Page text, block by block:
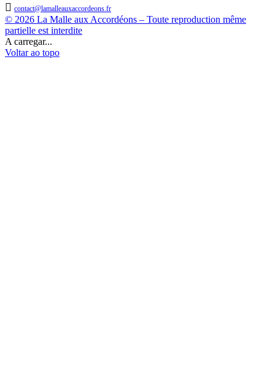
 contact@lamalleauxaccordeons.fr
© 2026 La Malle aux Accordéons – Toute reproduction même
partielle est interdite
A carregar...
Voltar ao topo